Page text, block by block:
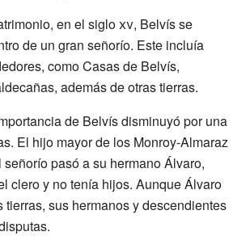
en el sigloxv, Belvís se
de un gran señorío. Este incluía
como Casas de Belvís,
además de otras tierras.
de Belvís disminuyó por una
El hijo mayor de los Monroy-Almaraz
pasó a su hermano Álvaro,
clero y no tenía hijos. Aunque Álvaro
tierras, sus hermanos y descendientes